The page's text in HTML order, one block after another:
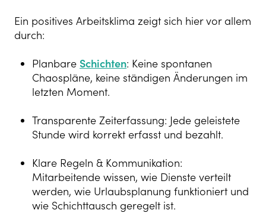
Ein positives Arbeitsklima zeigt sich hier vor allem
durch:
Planbare Schichten: Keine spontanen
Chaospläne, keine ständigen Änderungen im
letzten Moment.
Transparente Zeiterfassung: Jede geleistete
Stunde wird korrekt erfasst und bezahlt.
Klare Regeln & Kommunikation:
Mitarbeitende wissen, wie Dienste verteilt
werden, wie Urlaubsplanung funktioniert und
wie Schichttausch geregelt ist.